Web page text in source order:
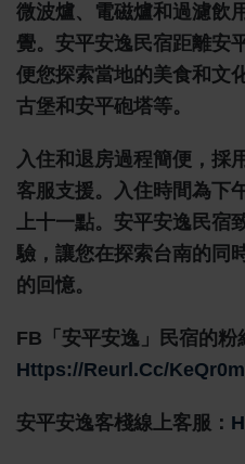
微波爐、電磁爐和過濾飲
覺。安平安逸民宿距離安
便您探索當地的美食和文
古堡和安平砲塔等。
入住和退房過程簡便，採
客服支援。入住時間為下
上十一點。安平安逸民宿
驗，讓您在探索台南的同
的回憶。
FB「安平安逸」民宿的粉
Https://reurl.cc/KeQr0m
安平安逸客棧線上客服：